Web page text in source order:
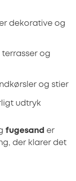
dekorative og
terrasser og
og stier
udtryk
fugesand er
der klarer det